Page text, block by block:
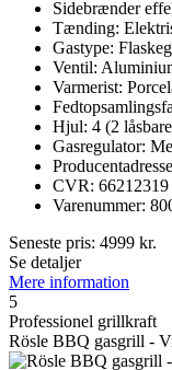
Sidebrænder
Tænding:
Gastype:
Ventil:
Varmerist:
Hjul: 4 (2
Gasregulator:
CVR: 66212319
Varenummer:
Seneste pris: 4999 kr.
Se detaljer
Mere information
5
Professionel grillkraft
Rösle BBQ gasgrill -